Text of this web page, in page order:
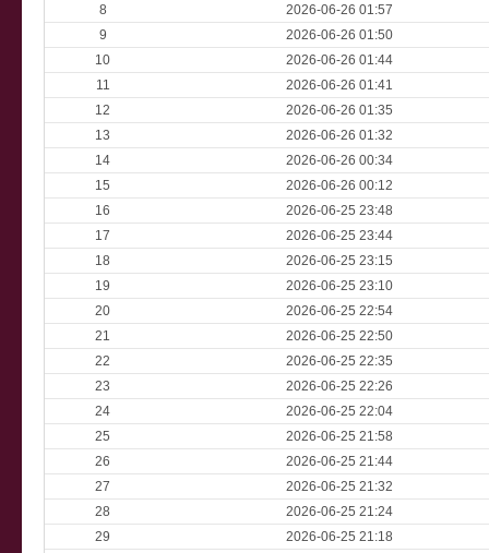
8
2026-06-26 01:57
9
2026-06-26 01:50
10
2026-06-26 01:44
11
2026-06-26 01:41
12
2026-06-26 01:35
13
2026-06-26 01:32
14
2026-06-26 00:34
15
2026-06-26 00:12
16
2026-06-25 23:48
17
2026-06-25 23:44
18
2026-06-25 23:15
19
2026-06-25 23:10
20
2026-06-25 22:54
21
2026-06-25 22:50
22
2026-06-25 22:35
23
2026-06-25 22:26
24
2026-06-25 22:04
25
2026-06-25 21:58
26
2026-06-25 21:44
27
2026-06-25 21:32
28
2026-06-25 21:24
29
2026-06-25 21:18